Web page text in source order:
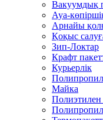
Вакуумдық
Ауа-
Арнайы
Қоқыс
Зип-Локтар
Крафт
Курьерлік
Майка
Полиэтилен